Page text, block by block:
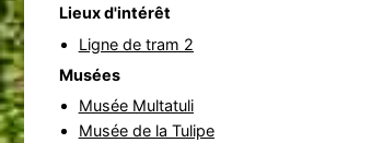
Lieux d'intérêt
Ligne de tram 2
Musées
Musée Multatuli
Musée de la Tulipe